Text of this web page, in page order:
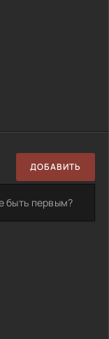
ДОБАВИТЬ
быть первым?